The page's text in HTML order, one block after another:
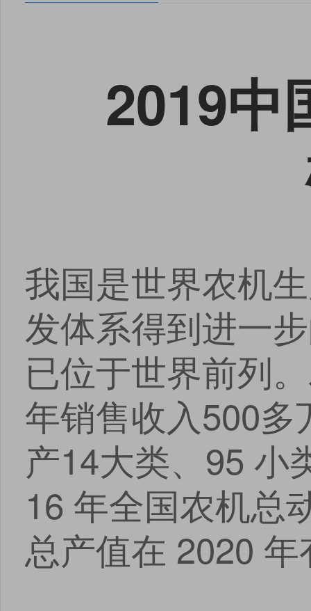
2019中
我国是世界农机
发体系得到进一
已位于世界前列
年销售收入500
产14大类、95 小
16 年全国农机总
总产值在 2020